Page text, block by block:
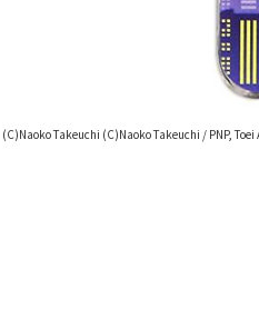
(C)Naoko Takeuchi (C)Naoko Takeuchi / PNP,